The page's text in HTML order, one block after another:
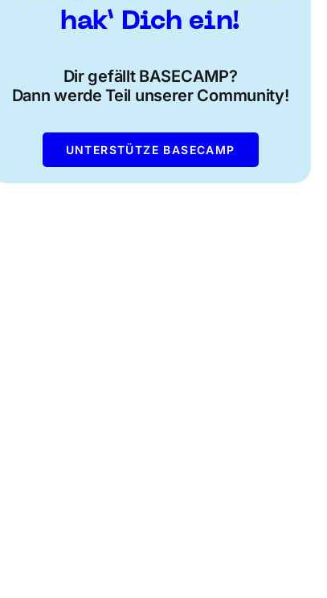
hak’ Dich ein!
Dir gefällt BASECAMP?
Dann werde Teil unserer Community!
UNTERSTÜTZE BASECAMP